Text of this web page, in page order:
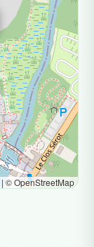
| © OpenStreetMap